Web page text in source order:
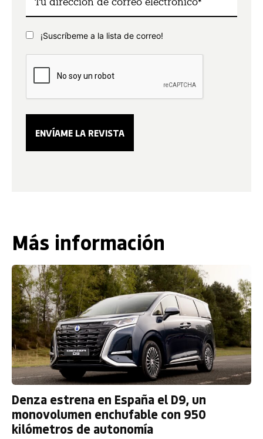
¡Suscríbeme a la lista de correo!
Más información
Denza estrena en España el D9, un
monovolumen enchufable con 950
kilómetros de autonomía